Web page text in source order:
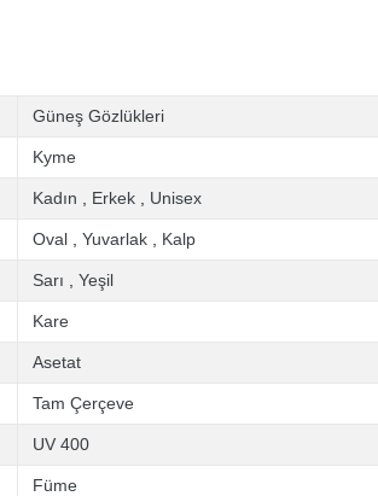
Güneş Gözlükleri
Kyme
Kadın Erkek Unisex
Oval Yuvarlak Kalp
Sarı Yeşil
Kare
Asetat
Tam Çerçeve
UV 400
Füme